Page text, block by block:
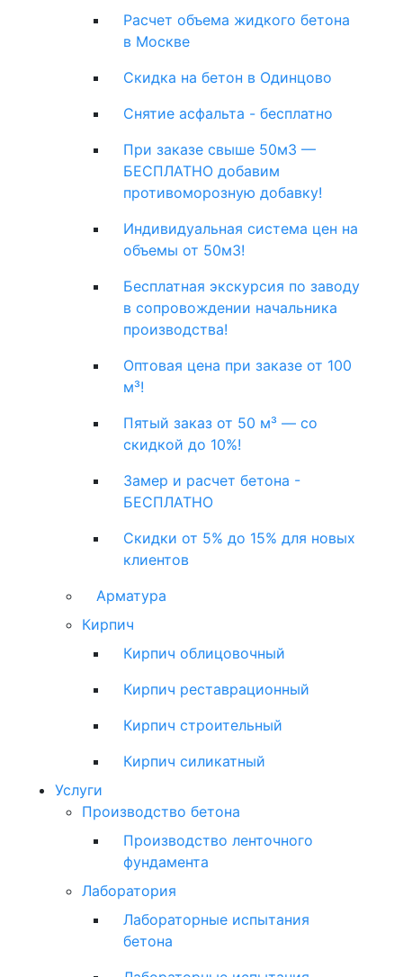
Расчет объема жидкого бетона
в Москве
Скидка на бетон в Одинцово
Снятие асфальта - бесплатно
При заказе свыше 50м3 —
БЕСПЛАТНО добавим
противоморозную добавку!
Индивидуальная система цен на
объемы от 50м3!
Бесплатная экскурсия по заводу
в сопровождении начальника
производства!
Оптовая цена при заказе от 100
м³!
Пятый заказ от 50 м³ — со
скидкой до 10%!
Замер и расчет бетона -
БЕСПЛАТНО
Скидки от 5% до 15% для новых
клиентов
Арматура
Кирпич
Кирпич облицовочный
Кирпич реставрационный
Кирпич строительный
Кирпич силикатный
Услуги
Производство бетона
Производство ленточного
фундамента
Лаборатория
Лабораторные испытания
бетона